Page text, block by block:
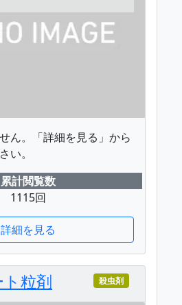
ん。「詳細を見る」から
い。
累計閲覧数
1115回
詳細を見る
粒剤 殺虫剤